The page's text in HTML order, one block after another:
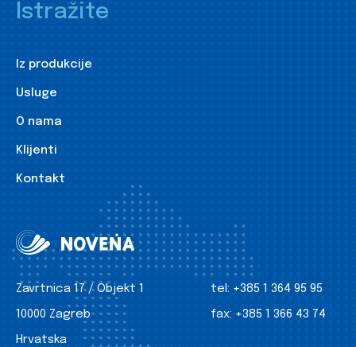
Istražite
Iz produkcije
Usluge
O nama
Klijenti
Kontakt
Zavrtnica 17 / Objekt 1
10000 Zagreb
Hrvatska
tel: +385 1 364 95 95
fax: +385 1 366 43 74